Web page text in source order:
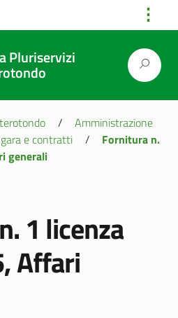
⋮
Pluriservizi
/
Amministrazione
e contratti /
Fornitura n.
generali
1 licenza
Affari